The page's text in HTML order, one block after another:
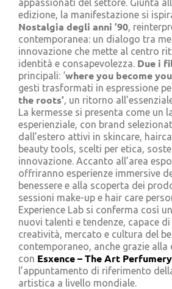
appassionati del settore. Giunta
edizione, la manifestazione si
Nostalgia degli anni ’90,
contemporanea: un dialogo tra
innovazione che mette al centro
identità e consapevolezza. Due i
principali: ‘where you become
gesti trasformati in espressione
the roots’, un ritorno
La kermesse si presenta come un
esperienziale, con brand
dall’estero attivi in skincare,
beauty tools, scelti per etica,
innovazione. Accanto all’area
offriranno esperienze immersive
benessere e alla scoperta dei
sessioni make-up e hair care
Experience Lab si conferma così
nuovi talenti e tendenze, capace
creatività, mercato e cultura del
contemporaneo, anche grazie
con Esxence – The Art
l’appuntamento di riferimento
artistica a livello mondiale.